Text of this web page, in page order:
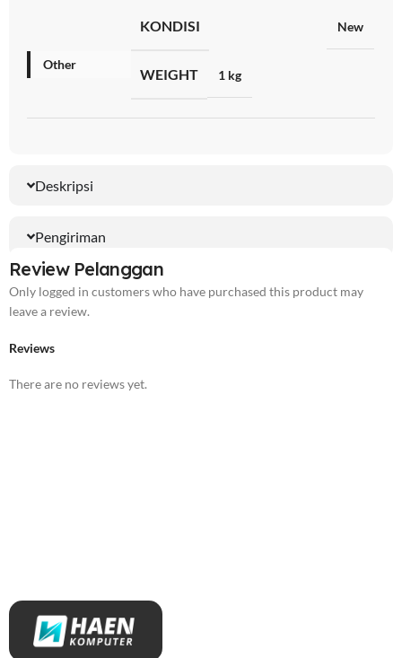
KONDISI New
Other
WEIGHT 1 kg
Deskripsi
Pengiriman
Review Pelanggan
Reviews
There are no reviews yet.
Only logged in customers who have purchased this product may
leave a review.